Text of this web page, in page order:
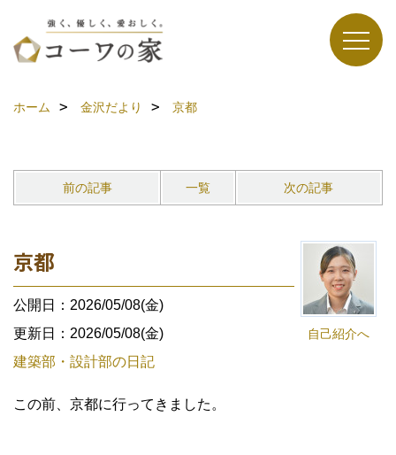
ホーム 金沢だより 京都
前の記事 一覧 次の記事
自己紹介へ
京都
公開日：2026/05/08(金)
更新日：2026/05/08(金)
建築部・設計部の日記
この前、京都に行ってきました。